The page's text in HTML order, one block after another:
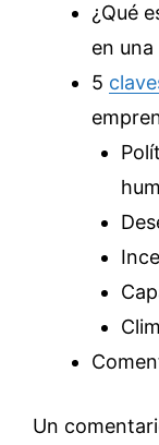
¿Qué
en una
5
Un